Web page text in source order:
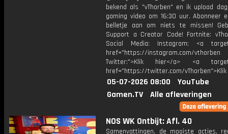
bekend als "vThorben" en ik upload
gaming video om 16:30 uur. Abonneer
belletje aan om niets te missen!
Support a Creator Code! Fortnite:
Social Media: Instagram: <a
href="https://instagram.com/vthorben
Twitter:">Klik hier</a> <a
href="https://twitter.com/
05-07-2026 08:00
YouTube
Gamen.TV
Alle afleveringen
NOS WK Ontbijt: Afl. 40
Samenvattingen, de mooiste acties,